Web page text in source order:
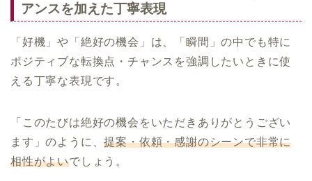
アンスを加えた丁寧表現
「好機」や「絶好の機会」は、「瞬間」の中でも特に
ポジティブな転換点・チャンスを強調したいときに使
える丁寧な表現です。
「このたびは絶好の機会をいただきありがとうござい
ます」のように、提案・依頼・感謝のシーンで非常に
相性がよいでしょう。